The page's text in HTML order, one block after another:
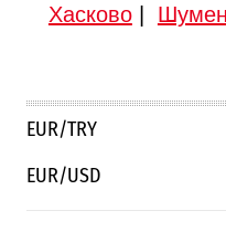
Хасково| Шумен
EUR/TRY
EUR/USD